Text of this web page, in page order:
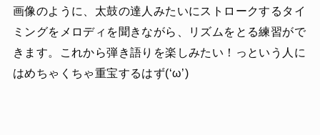
画像のように、太鼓の達人みたいにストロークするタイ
ミングをメロディを聞きながら、リズムをとる練習がで
きます。これから弾き語りを楽しみたい！っという人に
はめちゃくちゃ重宝するはず(‘ω’)